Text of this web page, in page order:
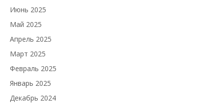
Июнь 2025
Май 2025
Апрель 2025
Март 2025
Февраль 2025
Январь 2025
Декабрь 2024